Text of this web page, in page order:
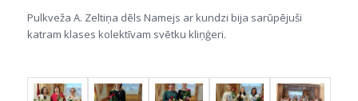
Pulkveža A. Zeltiņa dēls Namejs ar kundzi bija sarūpējuši
katram klases kolektīvam svētku kliņģeri.